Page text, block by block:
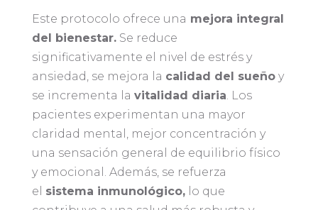
Este protocolo ofrece una mejora integral
del bienestar.Se reduce
significativamente el nivel de estrés y
ansiedad, se mejora la calidad del sueñoy
se incrementa la vitalidad diaria. Los
pacientes experimentan una mayor
claridad mental, mejor concentración y
una sensación general de equilibrio físico
y emocional. Además, se refuerza
el sistema inmunológico,lo que